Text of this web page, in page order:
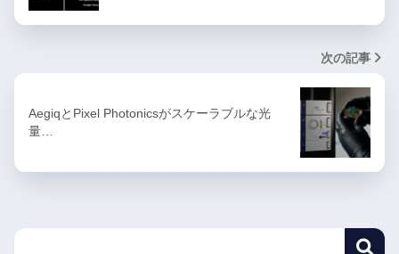
次の記事
AegiqとPixel Photonicsがスケーラブルな光
量…